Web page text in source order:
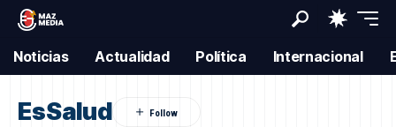
Noticias Actualidad Política Internacional
EsSalud